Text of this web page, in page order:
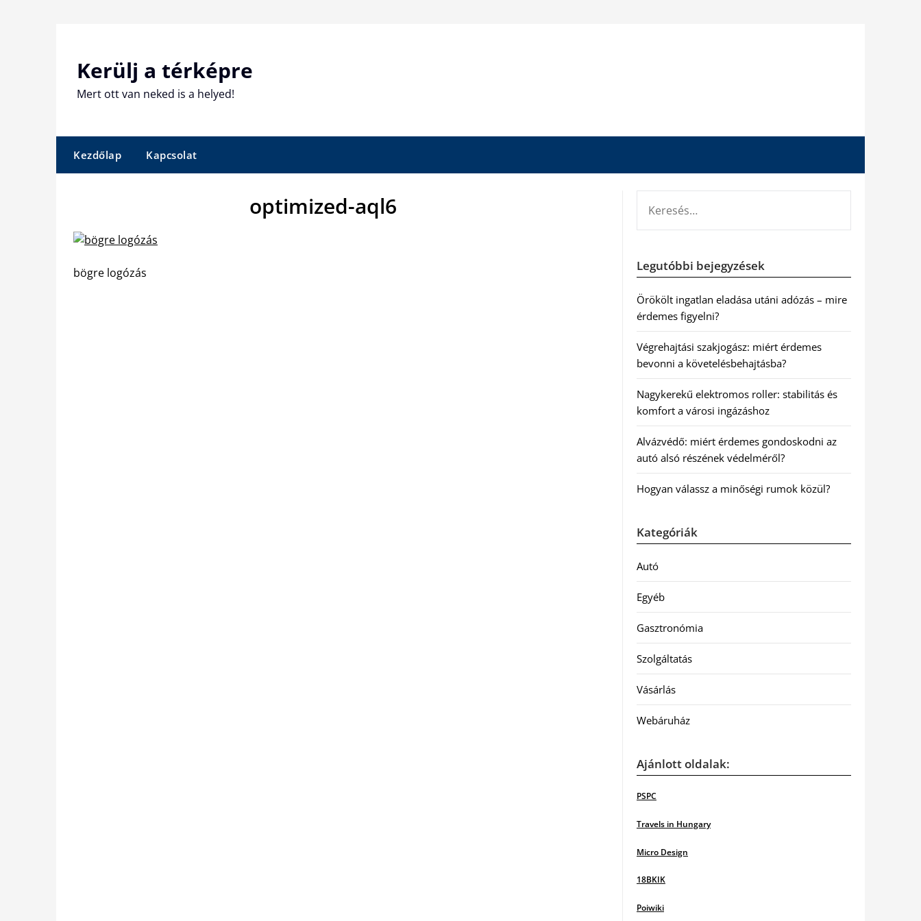
Kerülj a térképre
Mert ott van neked is a helyed!
Kezdőlap Kapcsolat
optimized-aql6
bögre logózás Legutóbbi bejegyzések
Örökölt ingatlan eladása utáni adózás – mire
érdemes figyelni?
Végrehajtási szakjogász: miért érdemes
bevonni a követelésbehajtásba?
Nagykerekű elektromos roller: stabilitás és
komfort a városi ingázáshoz
Alvázvédő: miért érdemes gondoskodni az
autó alsó részének védelméről?
Hogyan válassz a minőségi rumok közül?
Kategóriák
Autó
Egyéb
Gasztronómia
Szolgáltatás
Vásárlás
Webáruház
Ajánlott oldalak:
PSPC
Travels in Hungary
Micro Design
18BKIK
Poiwiki